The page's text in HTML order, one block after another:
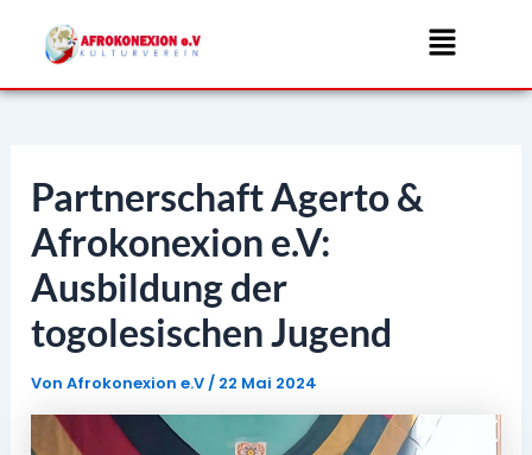
Inhalt
springen
Menü
Partnerschaft Agerto &
Afrokonexion e.V:
Ausbildung der
togolesischen Jugend
VonAfrokonexion e.V/ 22 Mai 2024